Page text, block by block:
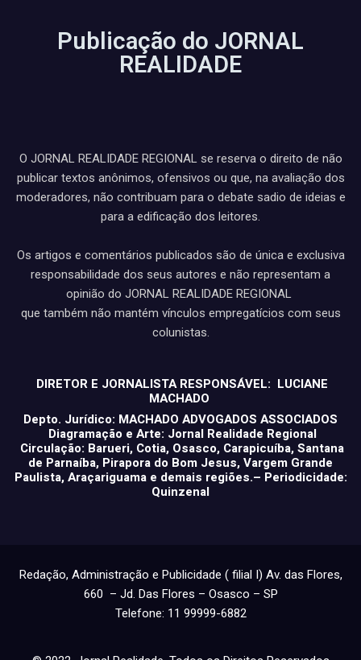
Publicação do JORNAL
REALIDADE
O JORNAL REALIDADE REGIONAL se reserva o direito de não
publicar textos anônimos, ofensivos ou que, na avaliação dos
moderadores, não contribuam para o debate sadio de ideias e
para a edificação dos leitores.
Os artigos e comentários publicados são de única e exclusiva
responsabilidade dos seus autores e não representam a
opinião do JORNAL REALIDADE REGIONAL
que também não mantém vínculos empregatícios com seus
colunistas.
DIRETOR E JORNALISTA RESPONSÁVEL: LUCIANE
MACHADO
Depto. Jurídico: MACHADO ADVOGADOS ASSOCIADOS
Diagramação e Arte: Jornal Realidade Regional
Circulação: Barueri, Cotia, Osasco, Carapicuíba, Santana
de Parnaíba, Pirapora do Bom Jesus, Vargem Grande
Paulista, Araçariguama e demais regiões.– Periodicidade:
Quinzenal
Redação, Administração e Publicidade ( filial I) Av. das Flores,
660 – Jd. Das Flores – Osasco – SP
Telefone: 11 99999-6882